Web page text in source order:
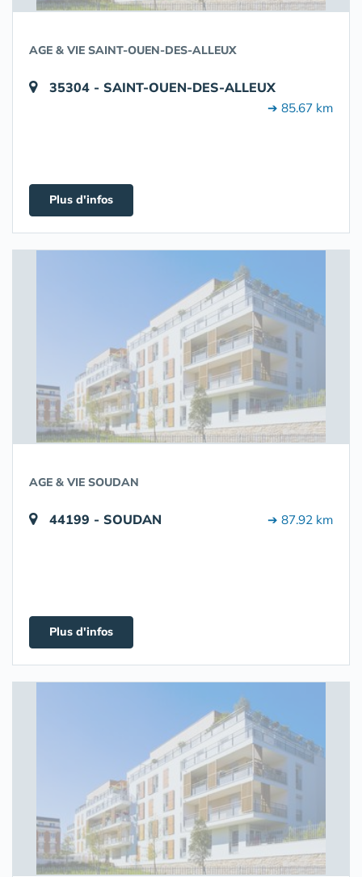
AGE & VIE SAINT-OUEN-DES-ALLEUX
35304 - SAINT-OUEN-DES-ALLEUX
➔ 85.67 km
Plus d'infos
AGE & VIE SOUDAN
44199 - SOUDAN ➔ 87.92 km
Plus d'infos